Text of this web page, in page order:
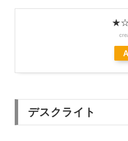
★☆
デスクライト